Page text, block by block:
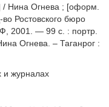
/ Нина Огнева ; [оформ.
Ростовского бюро
2001. — 99 с. : портр.
Огнева. – Таганрог :
и журналах